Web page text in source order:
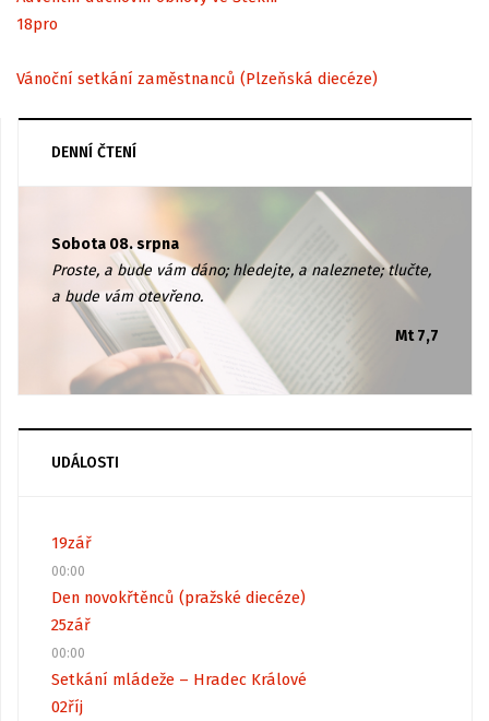
18pro
Vánoční setkání zaměstnanců (Plzeňská diecéze)
DENNÍ ČTENÍ
Sobota 08. srpna
Proste, a bude vám dáno; hledejte, a naleznete; tlučte,
a bude vám otevřeno.
Mt 7,7
UDÁLOSTI
19zář
00:00
Den novokřtěnců (pražské diecéze)
25zář
00:00
Setkání mládeže – Hradec Králové
02říj